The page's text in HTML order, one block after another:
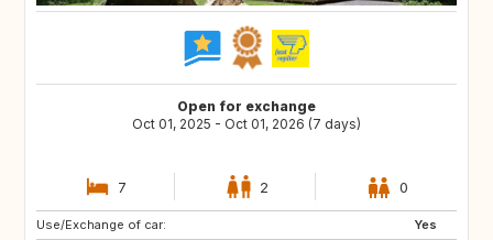
Open for exchange
Oct 01, 2025 - Oct 01, 2026 (7 days)
7 2 0
Use/Exchange of car:
Yes
DE